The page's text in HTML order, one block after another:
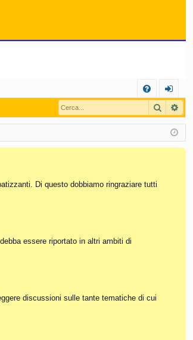
Q
og
in
Cerca
Di questo dobbiamo ringraziare tutti
essere riportato in altri ambiti di
discussioni sulle tante tematiche di cui